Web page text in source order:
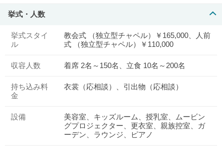
挙式・人数
挙式スタイ
ル
教会式 （独立型チャペル）￥165,000、人前
式 （独立型チャペル）￥110,000
収容人数 着席 2名～150名、立食 10名～200名
持ち込み料
金
衣裳（応相談）、引出物（応相談）
設備
美容室、キッズルーム、授乳室、ムービン
グプロジェクター、更衣室、親族控室、ガ
ーデン、ラウンジ、ピアノ